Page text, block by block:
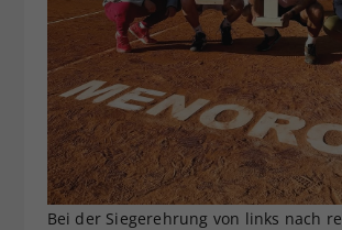
Bei der Siegerehrung von links nach